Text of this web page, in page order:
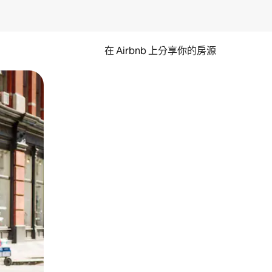
在 Airbnb 上分享你的房源